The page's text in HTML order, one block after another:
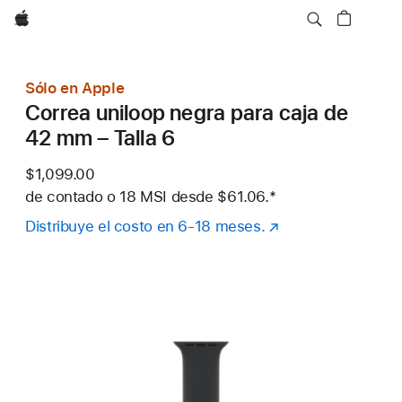
Apple
Sólo en Apple
Correa uniloop negra para caja de
42 mm – Talla 6
$1,099.00
de contado o 18 MSI desde $61.06.Nota al pie
*
Distribuye el costo en 6-18 meses.